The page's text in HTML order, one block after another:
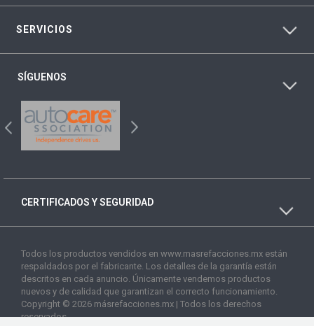
SERVICIOS
SÍGUENOS
CERTIFICADOS Y SEGURIDAD
Todos los productos vendidos en www.masrefacciones.mx están
respaldados por el fabricante. Los detalles de la garantía están
descritos en cada anuncio. Únicamente vendemos productos
nuevos y de calidad que garantizan el correcto funcionamiento.
Copyright © 2026 másrefacciones.mx | Todos los derechos
reservados